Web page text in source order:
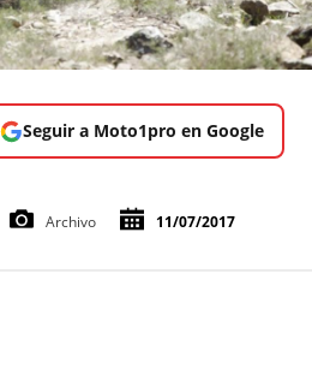
Seguir a Moto1pro en Google
Archivo 11/07/2017